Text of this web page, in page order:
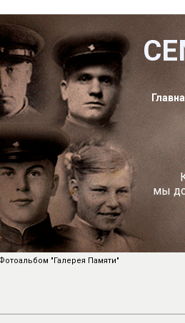
мы
Фотоальбом "Галерея Памяти"